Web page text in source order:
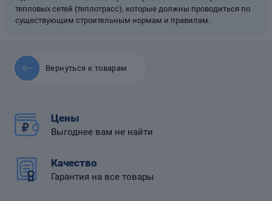
тепловых сетей (теплотрасс), которые должны проводиться по
существующим строительным нормам и правилам.
Вернуться к товарам
Цены
Выгоднее вам не найти
Качество
Гарантия на все товары